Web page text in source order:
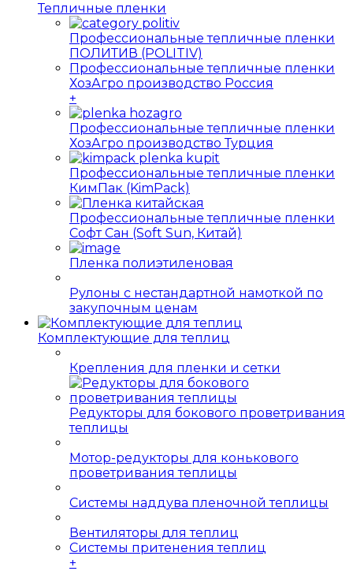
Тепличные пленки
Профессиональные тепличные пленки
ПОЛИТИВ (POLITIV)
Профессиональные тепличные пленки
ХозАгро производство Россия
+
Профессиональные тепличные пленки
ХозАгро производство Турция
Профессиональные тепличные пленки
КимПак (KimPack)
Профессиональные тепличные пленки
Софт Сан (Soft Sun, Китай)
Пленка полиэтиленовая
Рулоны с нестандартной намоткой по
закупочным ценам
Комплектующие для теплиц
Крепления для пленки и сетки
Редукторы для бокового проветривания
теплицы
Мотор-редукторы для конькового
проветривания теплицы
Системы наддува пленочной теплицы
Вентиляторы для теплиц
Системы притенения теплиц
+